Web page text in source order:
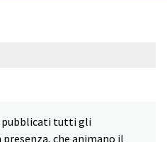
pubblicati tutti gli
che animano il